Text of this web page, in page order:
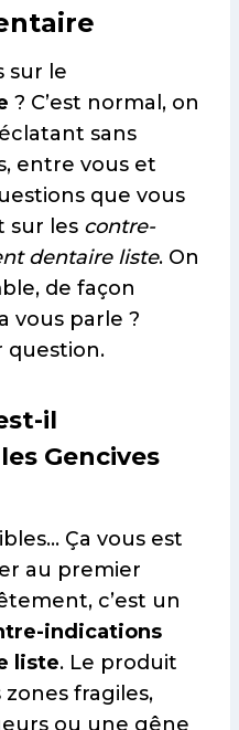
sur le
? C’est normal, on
sans
entre vous et
que vous
sur les contre-
dentaire liste. On
de façon
vous parle ?
question.
il
Gencives
Ça vous est
au premier
c’est un
indications
liste. Le produit
fragiles,
ou une gêne